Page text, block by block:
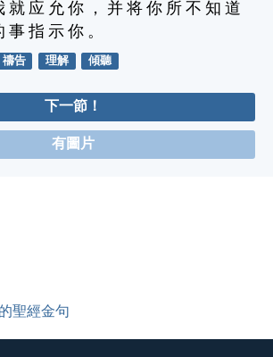
就 应 允 你 ， 并 将 你 所 不 知 道
事 指 示 你 。
禱告 理解 傾聽
下一節！
有圖片
聖經金句